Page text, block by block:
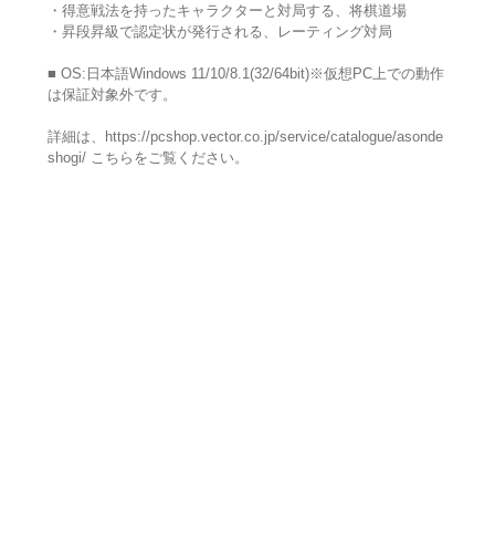
・得意戦法を持ったキャラクターと対局する、将棋道場
・昇段昇級で認定状が発行される、レーティング対局
■ OS:日本語Windows 11/10/8.1(32/64bit)※仮想PC上での動作
は保証対象外です。
詳細は、https://pcshop.vector.co.jp/service/catalogue/asonde
shogi/ こちらをご覧ください。